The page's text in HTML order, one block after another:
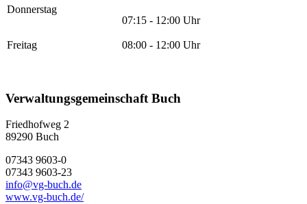
Donnerstag
07:15 - 12:00 Uhr
Freitag 08:00 - 12:00 Uhr
Verwaltungsgemeinschaft Buch
Friedhofweg 2
89290 Buch
07343 9603-0
07343 9603-23
info@vg-buch.de
www.vg-buch.de/